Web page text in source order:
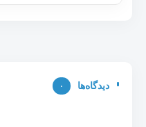
دیدگاه‌ها ۰